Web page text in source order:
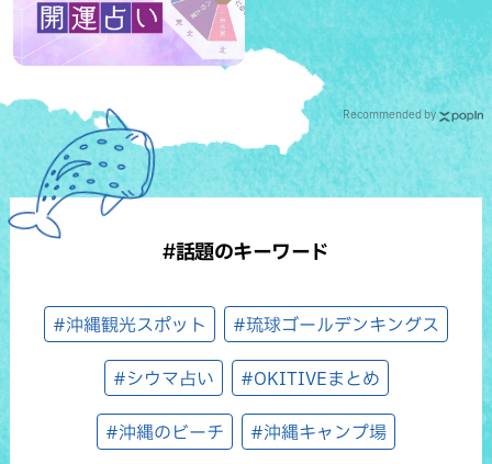
Recommended by
#話題のキーワード
#沖縄観光スポット #琉球ゴールデンキングス
#シウマ占い #OKITIVEまとめ
#沖縄のビーチ #沖縄キャンプ場